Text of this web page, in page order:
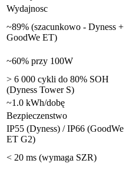
Wydajnosc
~89% (szacunkowo - Dyness +
GoodWe ET)
~60% przy 100W
> 6 000 cykli do 80% SOH
(Dyness Tower S)
~1.0 kWh/dobę
Bezpieczenstwo
IP55 (Dyness) / IP66 (GoodWe
ET G2)
< 20 ms (wymaga SZR)